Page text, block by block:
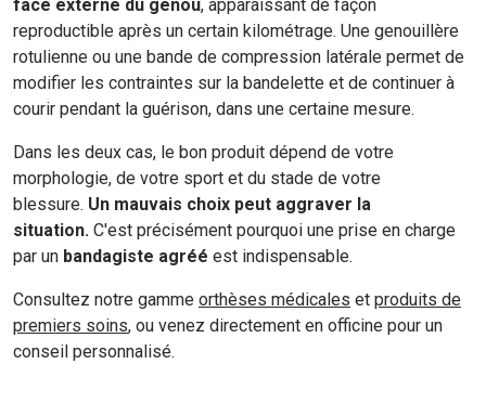
face externe du genou, apparaissant de façon
reproductible après un certain kilométrage. Une genouillère
rotulienne ou une bande de compression latérale permet de
modifier les contraintes sur la bandelette et de continuer à
courir pendant la guérison, dans une certaine mesure.
Dans les deux cas, le bon produit dépend de votre
morphologie, de votre sport et du stade de votre
blessure. Un mauvais choix peut aggraver la
situation. C'est précisément pourquoi une prise en charge
par un bandagiste agréé est indispensable.
Consultez notre gamme orthèses médicales et produits de
premiers soins, ou venez directement en officine pour un
conseil personnalisé.